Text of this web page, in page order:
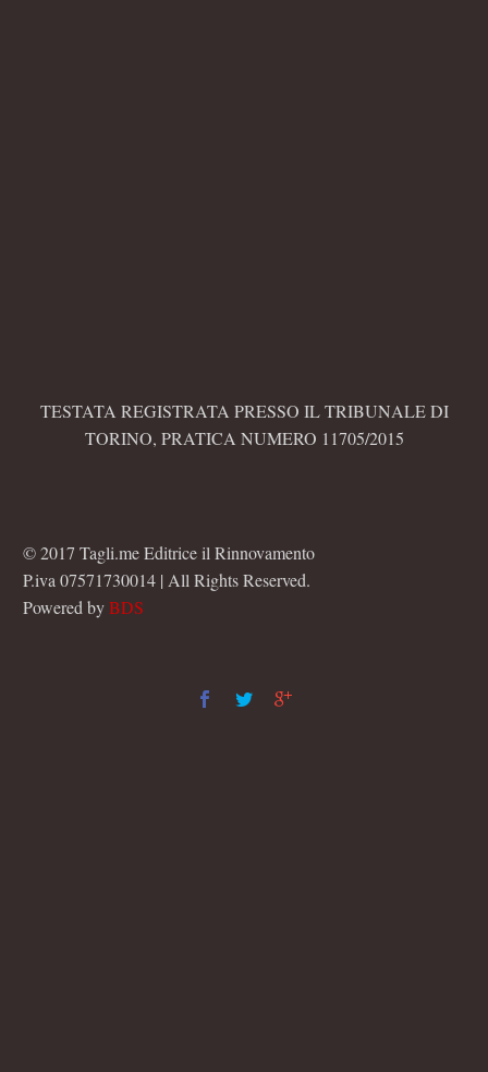
TESTATA REGISTRATA PRESSO IL TRIBUNALE DI
TORINO, PRATICA NUMERO 11705/2015
© 2017 Tagli.me Editrice il Rinnovamento
P.iva 07571730014 | All Rights Reserved.
Powered byBDS